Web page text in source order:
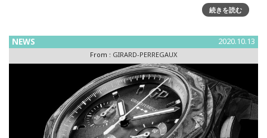
続きを読む
NEWS 2020.10.13
From : GIRARD-PERREGAUX